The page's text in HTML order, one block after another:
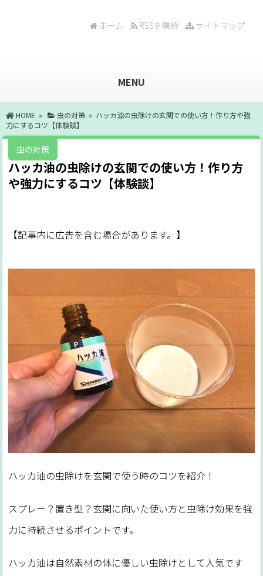
サイトマップ
RSSを購読
ホーム
MENU
HOME » 虫の対策 » ハッカ油の虫除けの玄関での使い方！作り方や強
力にするコツ【体験談】
虫の対策
ハッカ油の虫除けの玄関での使い方！作り方
や強力にするコツ【体験談】
【記事内に広告を含む場合があります。】
ハッカ油の虫除けを玄関で使う時のコツを紹介！
スプレー？置き型？玄関に向いた使い方と虫除け効果を強
力に持続させるポイントです。
ハッカ油は自然素材の体に優しい虫除けとして人気です